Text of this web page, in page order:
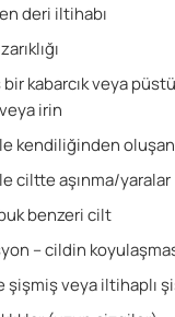
deri iltihabı
bir kabarcık veya
irin
kendiliğinden
ciltte aşınma/yaralar
benzeri cilt
– cildin
şişmiş veya iltihaplı